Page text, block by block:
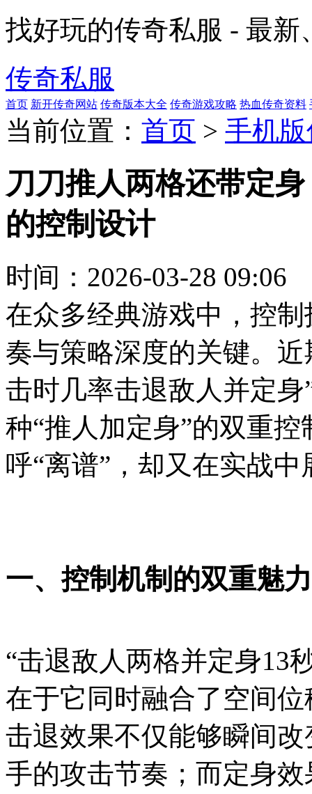
找好玩的传奇私服 - 最
传奇私服
首页 新开传奇网站 传奇版本大全 传奇游戏攻略 热血传奇资料
当前位置： 首页 > 手机
刀刀推人两格还带定
的控制设计
时间： 2026-03-28 09:06
在众多经典游戏中，控
奏与策略深度的关键。
击时几率击退敌人并定
种“推人加定身”的双重
呼“离谱”，却又在实战
一、控制机制的双重魅
“击退敌人两格并定身13
在于它同时融合了空间
击退效果不仅能够瞬间
手的攻击节奏；而定身